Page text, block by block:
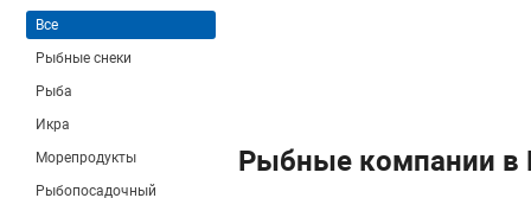
Все
Рыбные снеки
Рыба
Икра
Морепродукты
Рыбопосадочный
Рыбные компании в